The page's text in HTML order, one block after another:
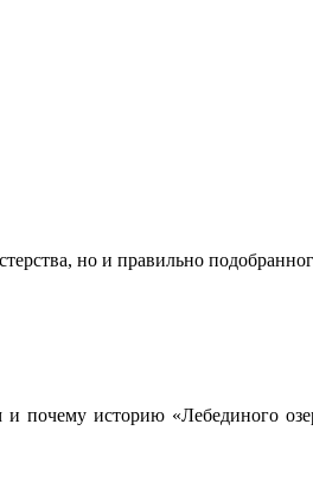
но и правильно
почему историю «Лебединого